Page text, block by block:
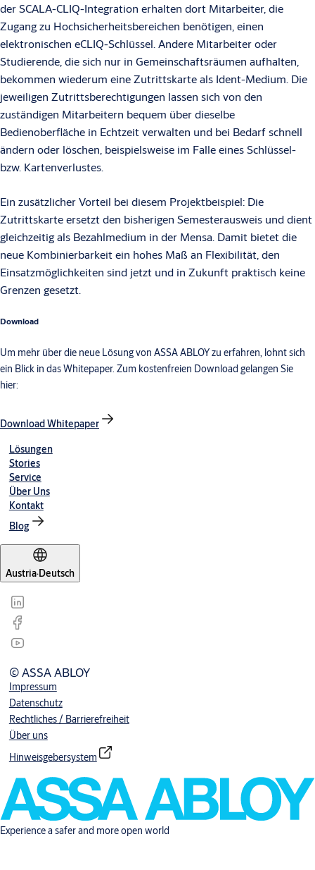
der SCALA-CLIQ-Integration erhalten dort Mitarbeiter, die
Zugang zu Hochsicherheitsbereichen benötigen, einen
elektronischen eCLIQ-Schlüssel. Andere Mitarbeiter oder
Studierende, die sich nur in Gemeinschaftsräumen aufhalten,
bekommen wiederum eine Zutrittskarte als Ident-Medium. Die
jeweiligen Zutrittsberechtigungen lassen sich von den
zuständigen Mitarbeitern bequem über dieselbe
Bedienoberfläche in Echtzeit verwalten und bei Bedarf schnell
ändern oder löschen, beispielsweise im Falle eines Schlüssel-
bzw. Kartenverlustes.
Ein zusätzlicher Vorteil bei diesem Projektbeispiel: Die
Zutrittskarte ersetzt den bisherigen Semesterausweis und dient
gleichzeitig als Bezahlmedium in der Mensa. Damit bietet die
neue Kombinierbarkeit ein hohes Maß an Flexibilität, den
Einsatzmöglichkeiten sind jetzt und in Zukunft praktisch keine
Grenzen gesetzt.
Download
Um mehr über die neue Lösung von ASSA ABLOY zu erfahren, lohnt sich
ein Blick in das Whitepaper. Zum kostenfreien Download gelangen Sie
hier:
Download Whitepaper
Lösungen
Stories
Service
Über Uns
Kontakt
Blog
Austria·Deutsch
© ASSA ABLOY
Impressum
Datenschutz
Rechtliches / Barrierefreiheit
Über uns
Hinweisgebersystem
Experience a safer and more open world